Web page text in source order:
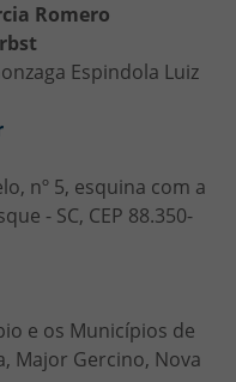
Romero
Espindola Luiz
nº 5, esquina com a
- SC, CEP 88.350-
e os Municípios de
Major Gercino, Nova